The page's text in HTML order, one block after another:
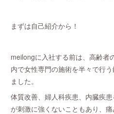
まずは自己紹介から！
meilongに入社する前は、高齢者
内で女性専門の施術を半々で行
ました。
体質改善、婦人科疾患、内臓疾
が刺激に強くないこともあり、